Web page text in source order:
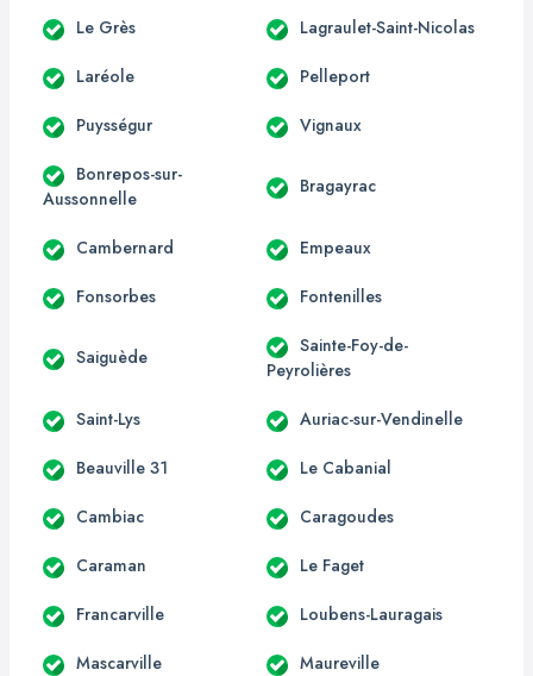
Le Grès Lagraulet-Saint-Nicolas
Laréole Pelleport
Puysségur Vignaux
Bonrepos-sur-
Aussonnelle
Bragayrac
Cambernard Empeaux
Fonsorbes Fontenilles
Saiguède
Sainte-Foy-de-
Peyrolières
Saint-Lys Auriac-sur-Vendinelle
Beauville 31 Le Cabanial
Cambiac Caragoudes
Caraman Le Faget
Francarville Loubens-Lauragais
Mascarville Maureville